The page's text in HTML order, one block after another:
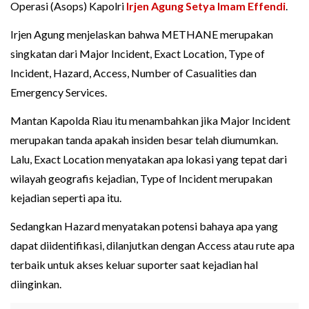
Operasi (Asops) Kapolri Irjen Agung Setya Imam Effendi.
Irjen Agung menjelaskan bahwa METHANE merupakan
singkatan dari Major Incident, Exact Location, Type of
Incident, Hazard, Access, Number of Casualities dan
Emergency Services.
Mantan Kapolda Riau itu menambahkan jika Major Incident
merupakan tanda apakah insiden besar telah diumumkan.
Lalu, Exact Location menyatakan apa lokasi yang tepat dari
wilayah geografis kejadian, Type of Incident merupakan
kejadian seperti apa itu.
Sedangkan Hazard menyatakan potensi bahaya apa yang
dapat diidentifikasi, dilanjutkan dengan Access atau rute apa
terbaik untuk akses keluar suporter saat kejadian hal
diinginkan.